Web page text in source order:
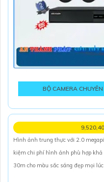
BỘ CAMERA
Hình ảnh trung thực với 2.0
kiệm chi phí hình ảnh phù hợp
30m cho màu sắc sáng đẹp mọi